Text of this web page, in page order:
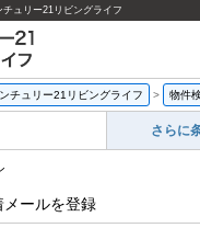
ュリー21リビングライフ
チュリー21リビングライフ > 物件
さらに
ールを登録